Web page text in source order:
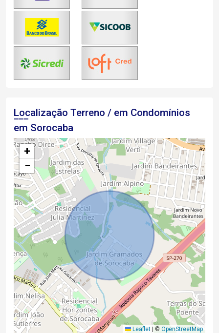
Localização Terreno / em Condomínios
em Sorocaba
+
−
Leaflet © OpenStreetMap